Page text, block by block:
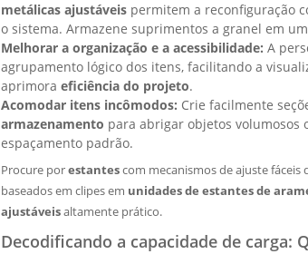
metálicas ajustáveis permitem a reconfiguração
o sistema. Armazene suprimentos a granel em
Melhorar a organização e a acessibilidade: A
agrupamento lógico dos itens, facilitando a
aprimora eficiência do projeto.
Acomodar itens incômodos: Crie facilmente
armazenamento para abrigar objetos volumosos
espaçamento padrão.
Procure porestantescom mecanismos de ajuste fáceis
baseados em clipes em unidades de estantes de
ajustáveisaltamente prático.
Decodificando a capacidade de carga: